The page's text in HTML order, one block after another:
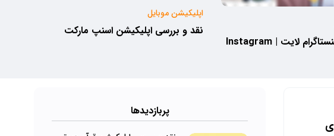
نقد و بررسی اینستاگرام لایت | Instagram
اپلیکیشن موبایل
نقد و بررسی اپلیکیشن اسنپ مارکت
پرباز‌دیدها